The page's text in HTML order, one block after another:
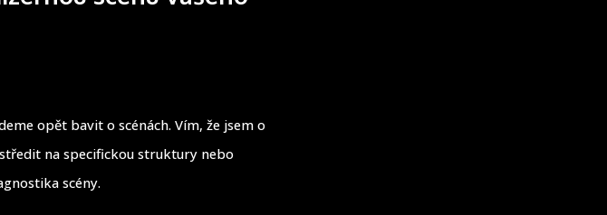
opět bavit o scénách. Vím, že jsem o
na specifickou struktury nebo
scény.